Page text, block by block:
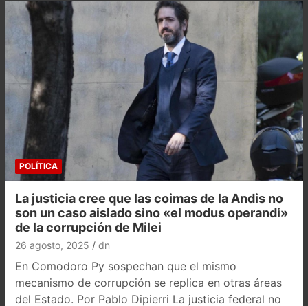
POLÍTICA
La justicia cree que las coimas de la Andis no
son un caso aislado sino «el modus operandi»
de la corrupción de Milei
26 agosto, 2025 dn
En Comodoro Py sospechan que el mismo
mecanismo de corrupción se replica en otras áreas
del Estado. Por Pablo Dipierri La justicia federal no